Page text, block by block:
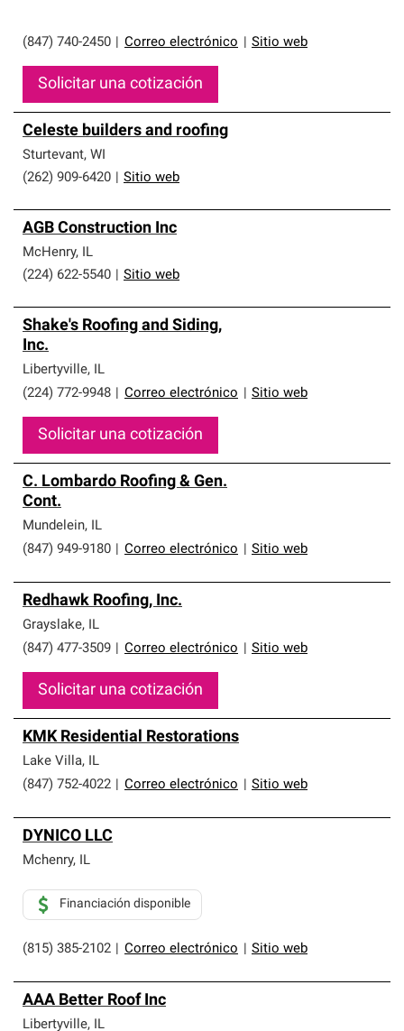
(847) 740-2450 Correo electrónico Sitio web
Solicitar una cotización
Celeste builders and roofing
Sturtevant, WI
(262) 909-6420
Sitio web
AGB Construction Inc
McHenry, IL
(224) 622-5540
Sitio web
Shake's Roofing and Siding,
Inc.
Libertyville, IL
(224) 772-9948
Correo electrónico Sitio web
Solicitar una cotización
C. Lombardo Roofing & Gen.
Cont.
Mundelein, IL
(847) 949-9180
Correo electrónico Sitio web
Redhawk Roofing, Inc.
Grayslake, IL
(847) 477-3509
Correo electrónico Sitio web
Solicitar una cotización
KMK Residential Restorations
Lake Villa, IL
(847) 752-4022
Correo electrónico Sitio web
DYNICO LLC
Mchenry, IL
(815) 385-2102 Correo electrónico Sitio web
Financiación disponible
AAA Better Roof Inc
Libertyville, IL